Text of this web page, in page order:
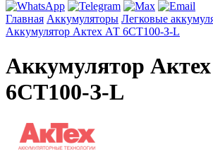
Главная Аккумуляторы Легковые
Аккумулятор Актех АТ 6СТ100-З-L
Аккумулятор
6СТ100-З-L